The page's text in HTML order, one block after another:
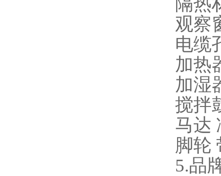
观察
电缆
加热
加湿
搅拌
马达
脚轮
5.品